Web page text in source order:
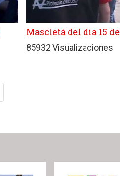
Mascletà del día 15
85932 Visualizaciones